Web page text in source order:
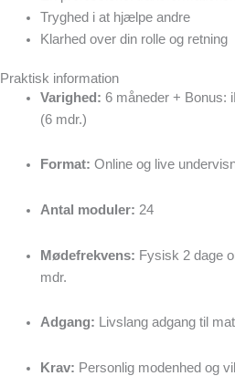
Tryghed i at hjælpe andre
Klarhed over din rolle og retning
Praktisk information
Varighed: 6 måneder + Bonus:
(6 mdr.)
Format: Online og live
Antal moduler: 24
Mødefrekvens: Fysisk 2 dage
mdr.
Adgang: Livslang adgang til
Krav: Personlig modenhed og